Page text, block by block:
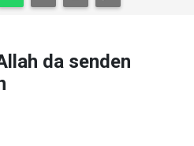
da senden